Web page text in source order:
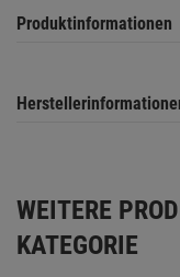
Produktinformationen
WEITERE
KATEGORIE